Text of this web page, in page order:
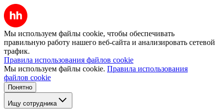
Мы используем файлы cookie, чтобы обеспечивать
правильную работу нашего веб-сайта и анализировать сетевой
трафик.
Правила использования файлов cookie
Мы используем файлы cookie. Правила использования
файлов cookie
Понятно
Ищу сотрудника